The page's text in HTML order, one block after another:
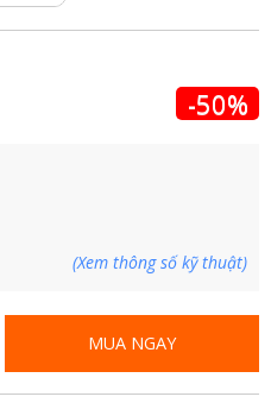
-50%
(Xem thông số kỹ thuật)
MUA NGAY